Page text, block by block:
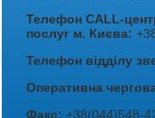
Телефон CALL-
послуг м. Києва:
Телефон відділу
Оперативна
Факс: +38(044)548-